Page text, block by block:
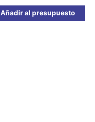
Añadir al presupuesto